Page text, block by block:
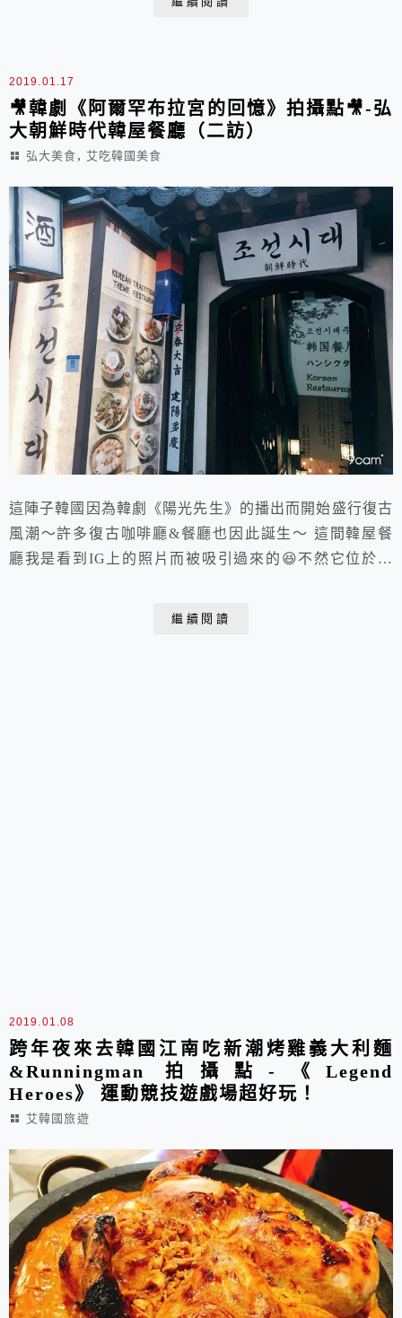
2019.01.17
🎥韓劇《阿爾罕布拉宮的回憶》拍攝點🎥-弘
大朝鮮時代韓屋餐廳（二訪）
弘大美食 , 艾吃韓國美食
這陣子韓國因為韓劇《陽光先生》的播出而開始盛行復古
風潮～許多復古咖啡廳&餐廳也因此誕生～ 這間韓屋餐
廳我是看到IG上的照片而被吸引過來的😆不然它位於地
繼續閱讀
2019.01.08
跨年夜來去韓國江南吃新潮烤雞義大利麵
&Runningman 拍攝點-《Legend
Heroes》 運動競技遊戲場超好玩！
艾韓國旅遊